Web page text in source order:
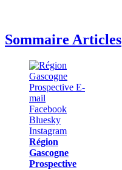
Sommaire Articles
Région
Gascogne
Prospective